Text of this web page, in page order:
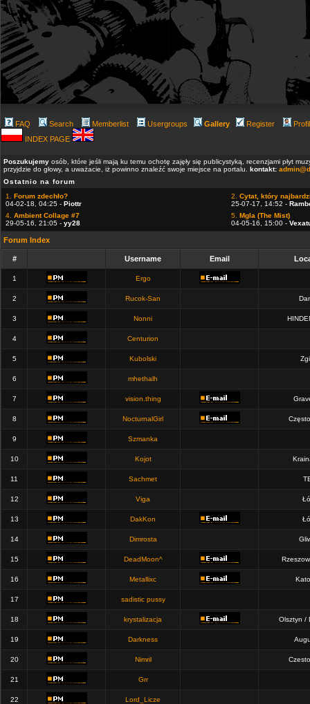
FAQ Search Memberlist Usergroups Gallery Register
INDEX PAGE
Poszukujemy osób, które jeśli mają ku temu ochotę zajęły się publicystyką, recenzjami płyt
przyjdzie do głowy, a uważacie, iż powinno znaleźć swoje miejsce na portalu. kontakt:
Ostatnio na forum
1. Forum zdechło?
04-02-18, 04:25 - Piottr
2. Cytat, który
25-07-17, 14:52 -
4. Ambient Collage #7
29-05-16, 21:05 - yy28
5. Mgla (The Mist)
04-05-16, 15:00 -
Forum Index
# Username Email
1 Ergo
2 Rucok-San
3 Nonni
4 Centurion
5 Kubolski
6 mhethalh
7 vision.thing
8 NocturnalGirl
9 Szmanka
10 Kojot
11 Sachmet
12 Viga
13 DakKon
14 Dimrosta
15 DeadMoon^
16 Metallixc
17 sadistic pussy
18 krystalizacja Olsztyn /
19 Darkness
20 Nimril
21 Grr
22 Lord_Licze